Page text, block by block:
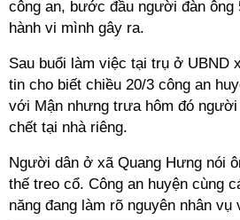
công an, bước đầu người đàn ông
hành vi mình gây ra.
Sau buổi làm việc tại trụ ở UBND
tin cho biết chiều 20/3 công an
với Mận nhưng trưa hôm đó người
chết tại nhà riêng.
Người dân ở xã Quang Hưng nói
thế treo cổ. Công an huyện cùng
năng đang làm rõ nguyên nhân vụ